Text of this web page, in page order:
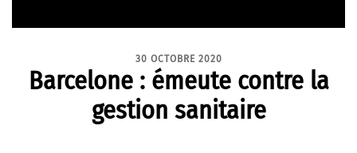
30 OCTOBRE 2020
Barcelone : émeute contre la
gestion sanitaire